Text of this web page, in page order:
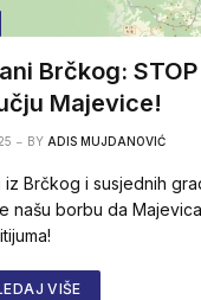
Brčkog:
Majevice!
BY ADIS MUJDANOVIĆ
iz Brčkog i susjednih
našu borbu da
VIŠE